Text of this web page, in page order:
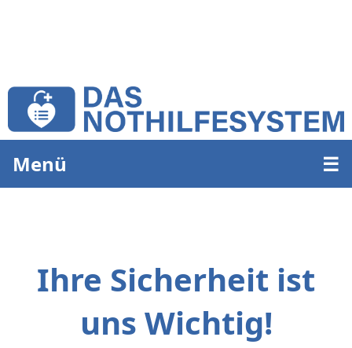
Menü ☰
Ihre Sicherheit ist
uns Wichtig!